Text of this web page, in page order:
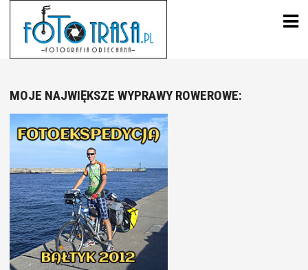
content
MOJE NAJWIĘKSZE WYPRAWY ROWEROWE: